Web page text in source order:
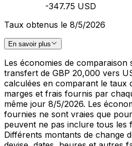
-347.75 USD
Taux obtenus le 8/5/2026
En savoir plus
Les économies de
transfert de GBP 20,000 vers
calculées en comparant le taux
marges et frais fournis par
même jour 8/5/2026. Les
fournies ne sont vraies que
peuvent ne pas inclure tous les
Différents montants de change